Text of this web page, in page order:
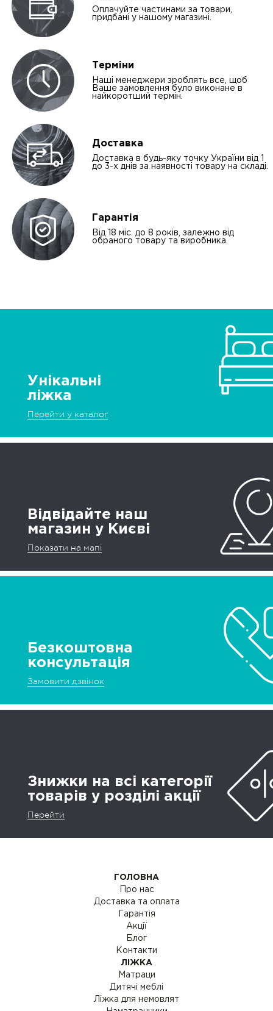
Оплачуйте частинами за товари,
придбані у нашому магазині.
Терміни
Наші менеджери зроблять все, щоб
Ваше замовлення було виконане в
найкоротший термін.
Доставка
Доставка в будь-яку точку України від 1
до 3-х днів за наявності товару на складі.
Гарантія
Від 18 міс. до 8 років, залежно від
обраного товару та виробника.
Унікальні
ліжка
Перейти у каталог
Відвідайте наш
магазин у Києві
Показати на мапі
Безкоштовна
консультація
Замовити дзвінок
Знижки на всі категорії
товарів у розділі акції
Перейти
ГОЛОВНА
Про нас
Доставка та оплата
Гарантія
Акції
Блог
Контакти
ЛІЖКА
Матраци
Дитячі меблі
Ліжка для немовлят